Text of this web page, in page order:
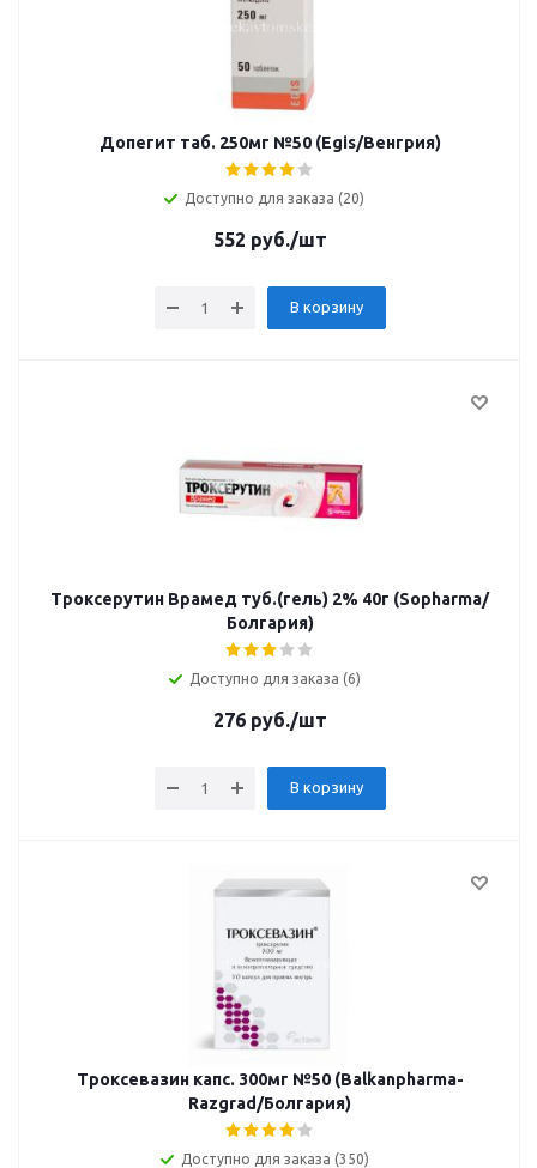
Допегит таб. 250мг №50 (Egis/Венгрия)
Доступно для заказа (20)
552 руб./шт
В корзину
Троксерутин Врамед туб.(гель) 2% 40г (Sopharma/
Болгария)
Доступно для заказа (6)
276руб./шт
В корзину
Троксевазин капс. 300мг №50 (Balkanpharma-
Razgrad/Болгария)
Доступно для заказа (350)